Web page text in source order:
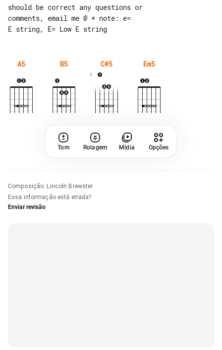
should be correct any questions or
comments, email me @ * note: e=
A5 B5 C#5
4
Em5
Tom Rolagem Mídia Opções
Composição: Lincoln Brewster
Essa informação está errada?
Enviar revisão